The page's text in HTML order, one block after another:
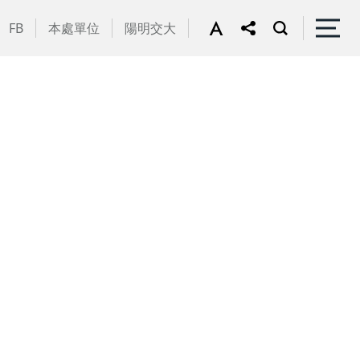
FB 本處單位 陽明交大